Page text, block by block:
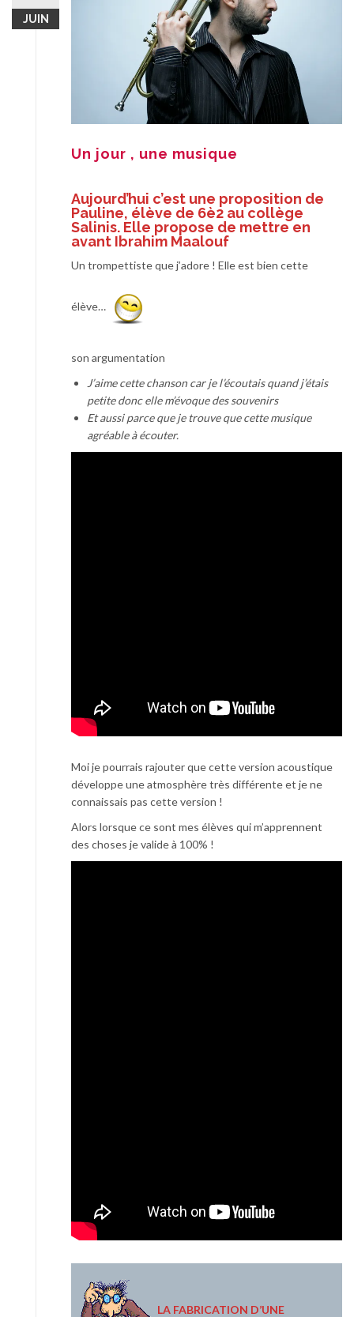
JUIN
Un jour , une musique
Aujourd’hui c’est une proposition de
Pauline, élève de 6è2 au collège
Salinis. Elle propose de mettre en
avant Ibrahim Maalouf
Un trompettiste que j’adore ! Elle est bien cette
élève…
son argumentation
J’aime cette chanson car je l’écoutais quand j’étais
petite donc elle m’évoque des souvenirs
Et aussi parce que je trouve que cette musique
agréable à écouter.
Moi je pourrais rajouter que cette version acoustique
développe une atmosphère très différente et je ne
connaissais pas cette version !
Alors lorsque ce sont mes élèves qui m’apprennent
des choses je valide à 100% !
LA FABRICATION D’UNE